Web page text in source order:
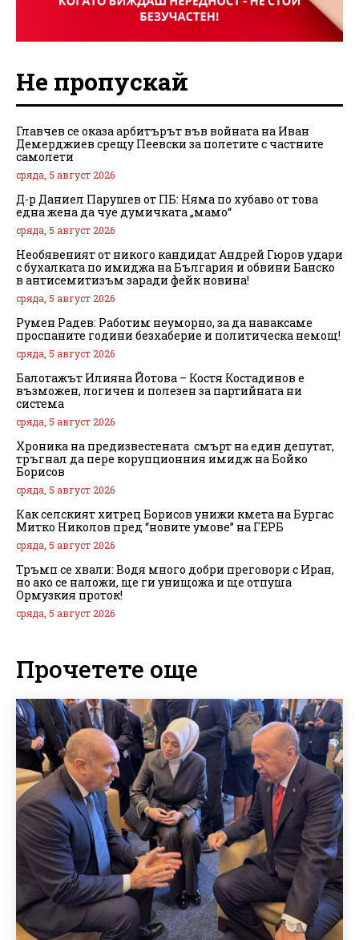
Не пропускай
Главчев се оказа арбитърът във войната на Иван
Демерджиев срещу Пеевски за полетите с частните
самолети
сряда, 5 август 2026
Д-р Даниел Парушев от ПБ: Няма по хубаво от това
една жена да чуе думичката „мамо“
сряда, 5 август 2026
Необявеният от никого кандидат Андрей Гюров удари
с бухалката по имиджа на България и обвини Банско
в антисемитизъм заради фейк новина!
сряда, 5 август 2026
Румен Радев: Работим неуморно, за да наваксаме
проспаните години безхаберие и политическа немощ!
сряда, 5 август 2026
Балотажът Илияна Йотова – Костя Костадинов е
възможен, логичен и полезен за партийната ни
система
сряда, 5 август 2026
Хроника на предизвестената смърт на един депутат,
тръгнал да пере корупционния имидж на Бойко
Борисов
сряда, 5 август 2026
Как селският хитрец Борисов унижи кмета на Бургас
Митко Николов пред “новите умове” на ГЕРБ
сряда, 5 август 2026
Тръмп се хвали: Водя много добри преговори с Иран,
но ако се наложи, ще ги унищожа и ще отпуша
Ормузкия проток!
сряда, 5 август 2026
Прочетете още